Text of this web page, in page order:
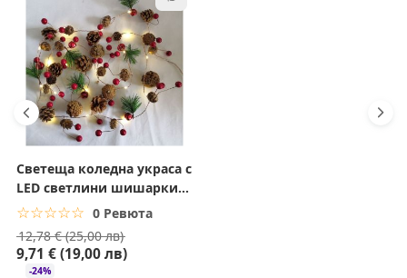
без агресивни препарати.
Подходящо за
Градински партита и семейни събирания
Къмпинг и пикници
Пазари и изложения на открито
Заведения с външни пространства
Слънцезащита край басейн или плаж
Бърза поръчка:+359 878 055 721
Бърза поръчка:+359 878 055 721
Светеща коледна украса с
LED светлини шишарки и
борови клонки
☆☆☆☆☆
★★★★★ 0 Ревюта
12,78 € (25,00 лв)
9,71 € (19,00 лв)
-24%